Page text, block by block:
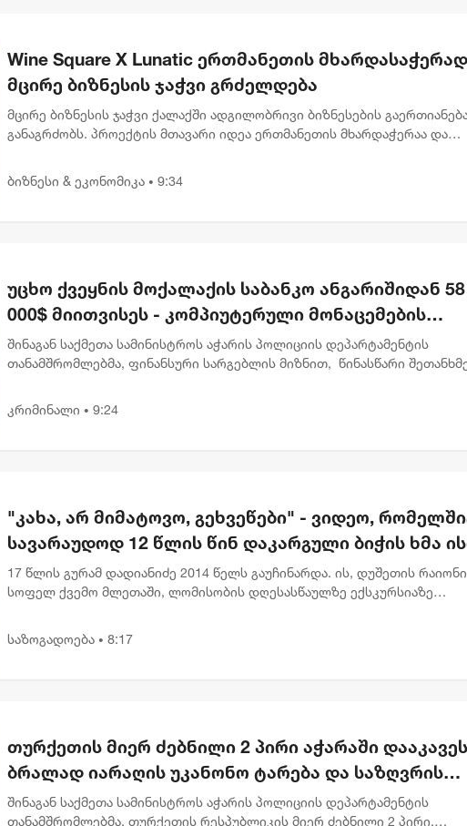
Wine Square X Lunatic ერთმანეთის
მცირე ბიზნესის ჯაჭვი გრძელდება
მცირე ბიზნესის ჯაჭვი ქალაქში ადგილობრივი ბიზნესების
განაგრძობს. პროექტის მთავარი იდეა ერთმანეთის მხარდაჭერაა და
სპეციალ...
ბიზნესი & ეკონომიკა • 9:34
უცხო ქვეყნის მოქალაქის საბანკო ანგარიშიდან 58
000$ მიითვისეს - კომპიუტერული მონაცემების
ხელყოფის ბრალდებით 1 პირი დააკავეს, მეორეს
მიმართ დევნა დაიწყო
შინაგან საქმეთა სამინისტროს აჭარის პოლიციის დეპარტამენტის
თანამშრომლებმა, ფინანსური სარგებლის მიზნით, წინასწარი
დააკავეს,...
კრიმინალი • 9:24
"კახა, არ მიმატოვო, გეხვეწები" - ვიდეო,
სავარაუდოდ 12 წლის წინ დაკარგული ბიჭის ხმა
17 წლის გურამ დადიანიძე 2014 წელს გაუჩინარდა. ის, დუშეთის
სოფელ ქვემო მლეთაში, ლომისობის დღესასწაულზე ექსკურსიაზე
დადიანიძის კვალს ვ...
საზოგადოება • 8:17
თურქეთის მიერ ძებნილი 2 პირი აჭარაში
ბრალად იარაღის უკანონო ტარება და საზღვრის
კვეთა ედებათ
შინაგან საქმეთა სამინისტროს აჭარის პოლიციის დეპარტამენტის
თანამშრომლებმა, თურქეთის რესპუბლიკის მიერ ძებნილი 2 პირი,